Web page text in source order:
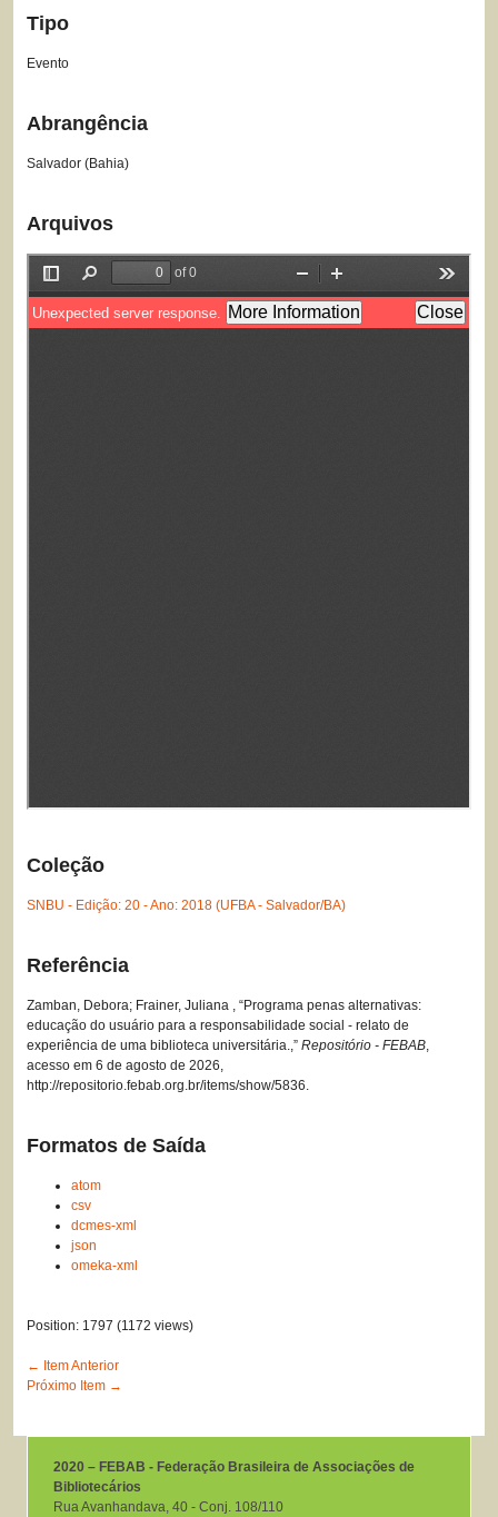
Tipo
Evento
Abrangência
Salvador (Bahia)
Arquivos
Coleção
SNBU - Edição: 20 - Ano: 2018 (UFBA - Salvador/BA)
Referência
Zamban, Debora; Frainer, Juliana , “Programa penas alternativas:
educação do usuário para a responsabilidade social - relato de
experiência de uma biblioteca universitária.,” Repositório - FEBAB,
acesso em 6 de agosto de 2026,
http://repositorio.febab.org.br/items/show/5836.
Formatos de Saída
atom
csv
dcmes-xml
json
omeka-xml
Position: 1797 (1172 views)
← Item Anterior
Próximo Item →
2020 – FEBAB - Federação Brasileira de Associações de
Bibliotecários
Rua Avanhandava, 40 ‐ Conj. 108/110